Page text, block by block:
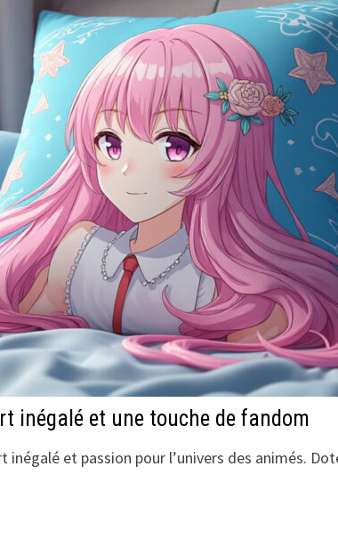
inégalé et une touche de fandom
et passion pour l’univers des animés.